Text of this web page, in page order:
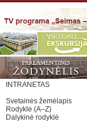
INTRANETAS
Svetainės žemėlapis
Rodyklė (A–Z)
Dalykinė rodyklė